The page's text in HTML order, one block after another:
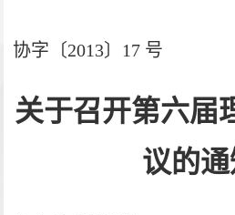
协字〔2013〕 17 号
关于召开第六届
议的通